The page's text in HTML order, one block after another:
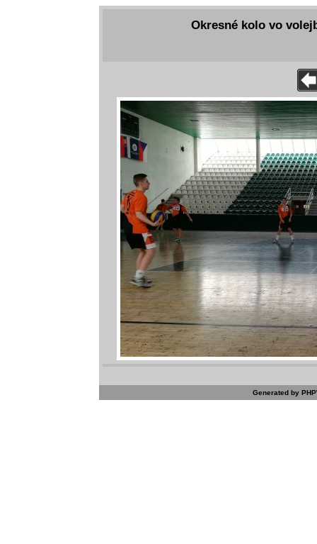
Okresné kolo vo
Generated by